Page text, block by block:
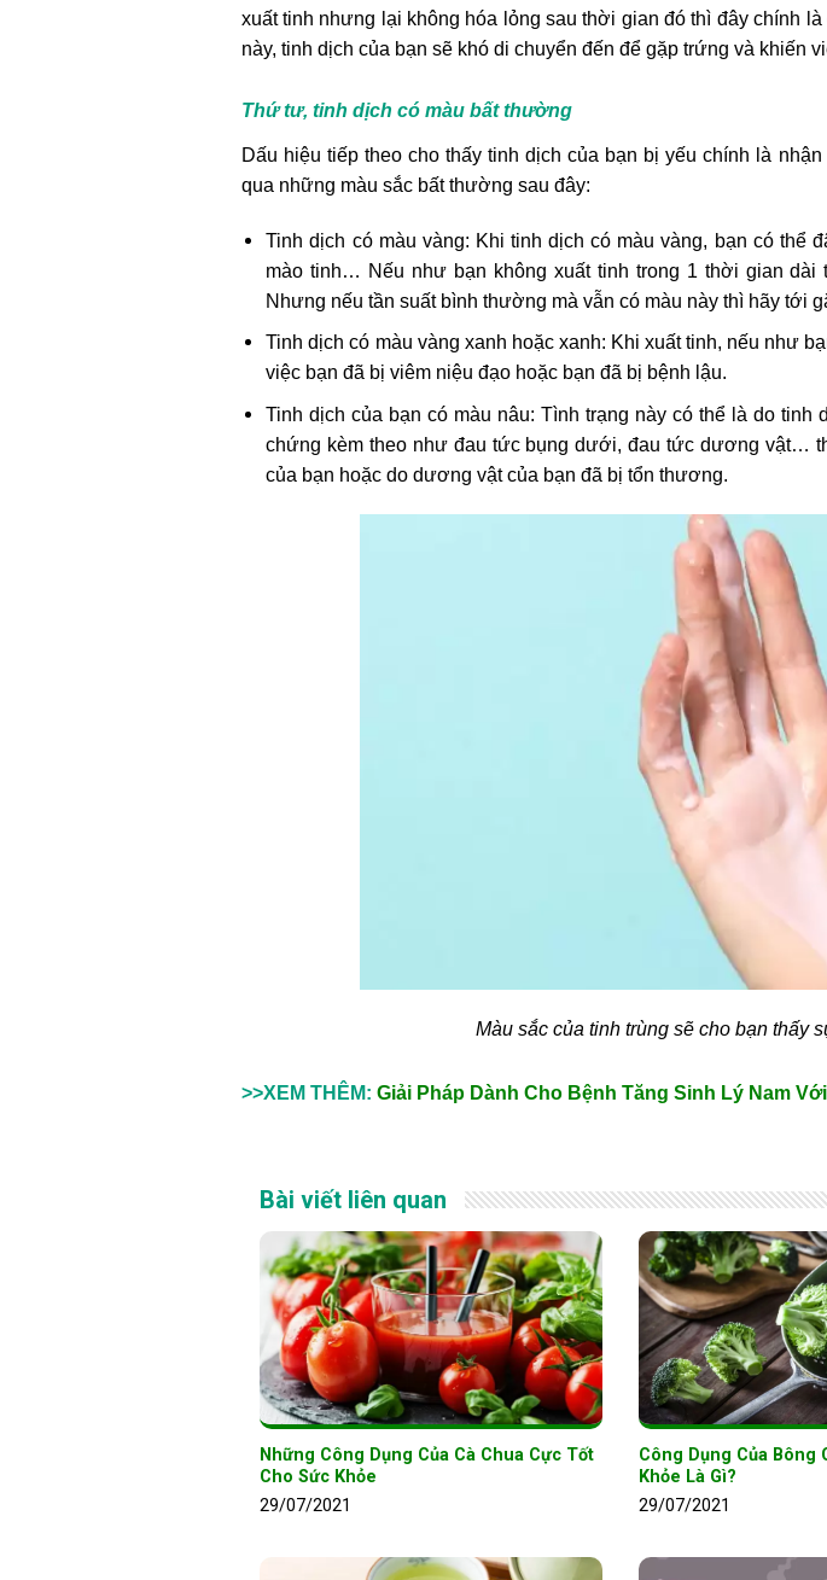
xuất tinh nhưng lại không hóa lỏng sau thời gian đó thì đây chính
này, tinh dịch của bạn sẽ khó di chuyển đến để gặp trứng và khiến
Thứ tư, tinh dịch có màu bất thường
Dấu hiệu tiếp theo cho thấy tinh dịch của bạn bị yếu chính là
qua những màu sắc bất thường sau đây:
Tinh dịch có màu vàng: Khi tinh dịch có màu vàng, bạn có thể
mào tinh… Nếu như bạn không xuất tinh trong 1 thời gian dài
Nhưng nếu tần suất bình thường mà vẫn có màu này thì hãy tới
Tinh dịch có màu vàng xanh hoặc xanh: Khi xuất tinh, nếu như
việc bạn đã bị viêm niệu đạo hoặc bạn đã bị bệnh lậu.
Tinh dịch của bạn có màu nâu: Tình trạng này có thể là do
chứng kèm theo như đau tức bụng dưới, đau tức dương vật…
của bạn hoặc do dương vật của bạn đã bị tổn thương.
Màu sắc của tinh trùng sẽ cho bạn thấy
>>XEM THÊM: Giải Pháp Dành Cho Bệnh Tăng Sinh Lý Nam
Bài viết liên quan
Những Công Dụng Của Cà Chua Cực Tốt
Cho Sức Khỏe
29/07/2021
Công Dụng Của Bông
Khỏe Là Gì?
29/07/2021